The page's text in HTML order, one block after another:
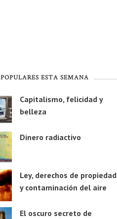
POPULARES ESTA SEMANA
Capitalismo, felicidad y
belleza
Dinero radiactivo
Ley, derechos de propiedad
y contaminación del aire
El oscuro secreto de